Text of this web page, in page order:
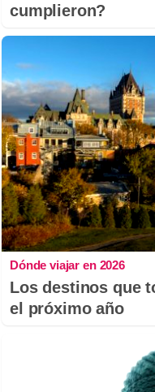
cumplieron?
Dónde viajar en 2026
Los destinos que
el próximo año